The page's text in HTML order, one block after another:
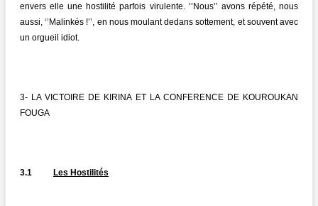
envers elle une hostilité parfois virulente. ‘’Nous’’ avons répété, nous
aussi, ‘’Malinkés !’’, en nous moulant dedans sottement, et souvent avec
un orgueil idiot.
3- LA VICTOIRE DE KIRINA ET LA CONFERENCE DE KOUROUKAN
FOUGA
3.1 Les Hostilités